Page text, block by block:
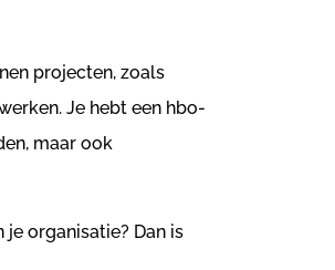
projecten, zoals
Je hebt een hbo-
maar ook
organisatie? Dan is